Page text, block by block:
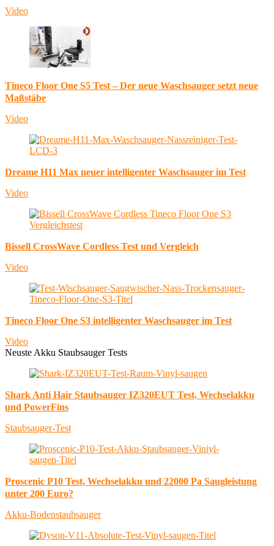
Video
Tineco Floor One S5 Test – Der neue Waschsauger setzt neue
Maßstäbe
Video
Dreame H11 Max neuer intelligenter Waschsauger im Test
Video
Bissell CrossWave Cordless Test und Vergleich
Video
Tineco Floor One S3 intelligenter Waschsauger im Test
Video
Neuste Akku Staubsauger Tests
Shark Anti Hair Staubsauger IZ320EUT Test, Wechselakku
und PowerFins
Staubsauger-Test
Proscenic P10 Test, Wechselakku und 22000 Pa Saugleistung
unter 200 Euro?
Akku-Bodenstaubsauger